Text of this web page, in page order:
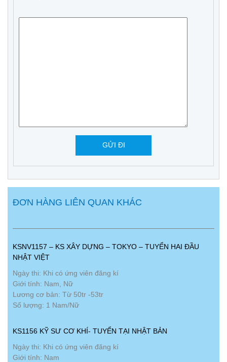
ĐƠN HÀNG LIÊN QUAN KHÁC
KSNV1157 – KS XÂY DỰNG – TOKYO – TUYỂN HAI ĐẦU
NHẬT VIỆT
Ngày thi: Khi có ứng viên đăng kí
Giới tính: Nam, Nữ
Lương cơ bản: Từ 50tr -53tr
Số lượng: 1 Nam/Nữ
KS1156 KỸ SƯ CƠ KHÍ- TUYỂN TẠI NHẬT BẢN
Ngày thi: Khi có ứng viên đăng kí
Giới tính: Nam